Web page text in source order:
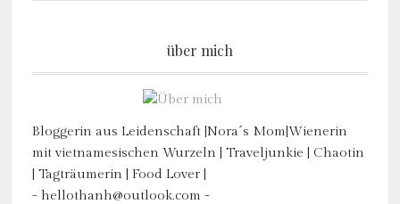
über mich
Bloggerin aus Leidenschaft |Nora´s Mom|Wienerin
mit vietnamesischen Wurzeln | Traveljunkie | Chaotin
| Tagträumerin | Food Lover |
- hellothanh@outlook.com -